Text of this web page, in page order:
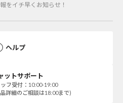
をイチ早くお知らせ！
ヘルプ
ットサポート
フ受付：10:00-19:00
詳細のご相談は18:00まで)